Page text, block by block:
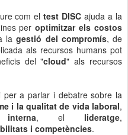
com eltest DISC ajuda a la
peroptimitzar els costos
lagestió del compromís, de
als recursos humans pot
del "cloud" als recursos
per a parlar i debatre sobre la
i la qualitat de vida laboral,
, el lideratge,
i competències.